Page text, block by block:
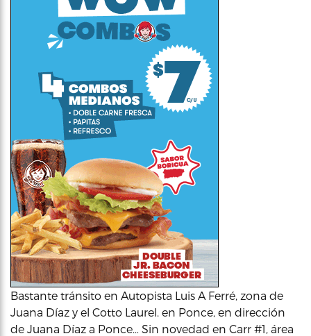
Bastante tránsito en Autopista Luis A Ferré, zona de
Juana Díaz y el Cotto Laurel. en Ponce, en dirección
de Juana Díaz a Ponce… Sin novedad en Carr #1, área